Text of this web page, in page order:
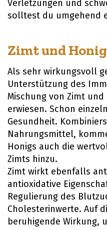
Verletzungen und
solltest du umgehend
Zimt und
Als sehr wirkungsvoll
Unterstützung des
Mischung von Zimt
erwiesen. Schon
Gesundheit.
Nahrungsmittel,
Honigs auch die
Zimts hinzu.
Zimt wirkt ebenfalls
antioxidative
Regulierung des
Cholesterinwerte. Auf
beruhigende Wirkung,